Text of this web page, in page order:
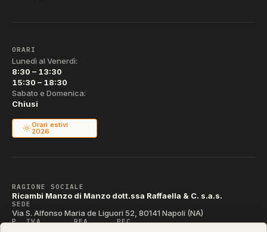
ORARI
Lunedì al Venerdì:
8:30 – 13:30
15:30 – 18:30
Sabato e Domenica:
Chiusi
Orari estivi
2026
RAGIONE SOCIALE
Ricambi Manzo di Manzo dott.ssa Raffaella & C. s.a.s.
SEDE
Via S. Alfonso Maria de Liguori 52, 80141 Napoli (NA)
P. IVA REA PEC